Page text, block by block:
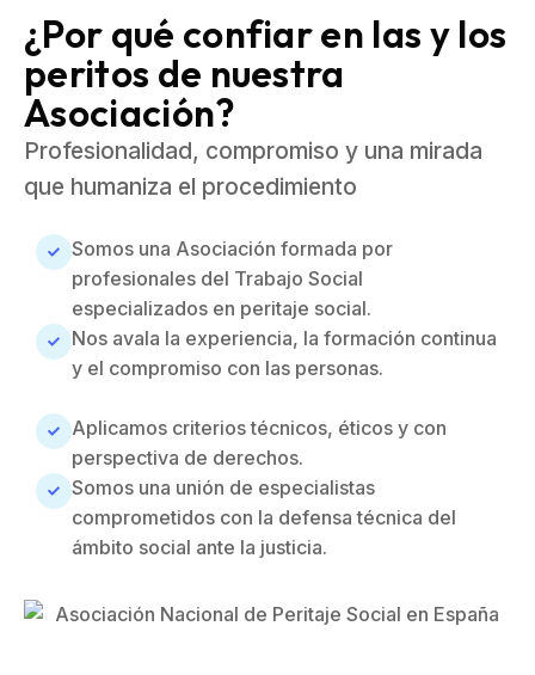
¿Por qué confiar en las y los
peritos de nuestra
Asociación?
Profesionalidad, compromiso y una mirada
que humaniza el procedimiento
Somos una Asociación formada por
profesionales del Trabajo Social
especializados en peritaje social.
Nos avala la experiencia, la formación continua
y el compromiso con las personas.
Aplicamos criterios técnicos, éticos y con
perspectiva de derechos.
Somos una unión de especialistas
comprometidos con la defensa técnica del
ámbito social ante la justicia.